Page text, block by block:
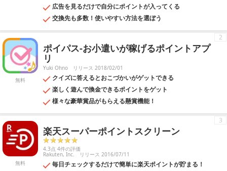
広告を見るだけで自分にポイントが入ってくる
交換先も多数！使いやすい方法を選ぼう
無料
ポイパス-お小遣いが稼げるポイントアプ
リ
Yuki Ohno リリース 2018/02/01
クイズに答えるとおこづかいがゲットできる
楽しく遊んで換金できるポイントをゲット
様々な豪華賞品がもらえる懸賞機能！
2
無料
楽天スーパーポイントスクリーン
4.3点 4件の評価
Rakuten, Inc. リリース 2016/07/11
毎日チェックするだけで簡単に楽天ポイントが貯まる！
3